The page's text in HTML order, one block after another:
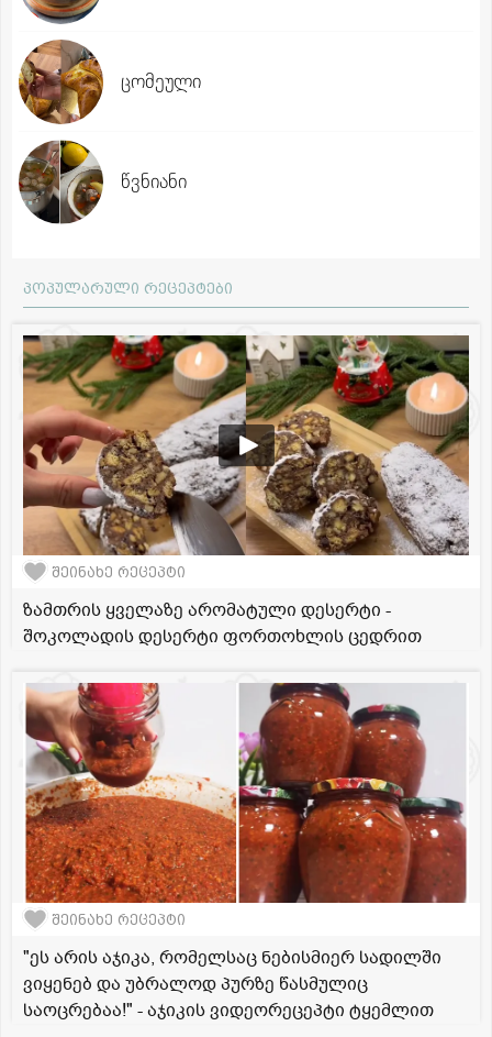
ცომეული
წვნიანი
პოპულარული რეცეპტები
შეინახე რეცეპტი
ზამთრის ყველაზე არომატული დესერტი -
შოკოლადის დესერტი ფორთოხლის ცედრით
შეინახე რეცეპტი
"ეს არის აჯიკა, რომელსაც ნებისმიერ სადილში
ვიყენებ და უბრალოდ პურზე წასმულიც
საოცრებაა!" - აჯიკის ვიდეორეცეპტი ტყემლით